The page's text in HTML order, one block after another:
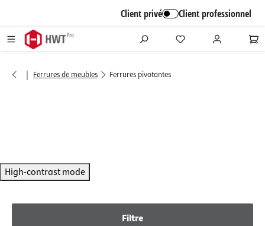
Client privé Client professionnel
| Ferrures de meubles Ferrures pivotantes
High-contrast mode
Filtre